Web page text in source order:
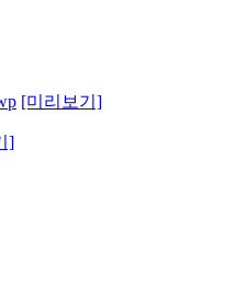
[미리보기]
]